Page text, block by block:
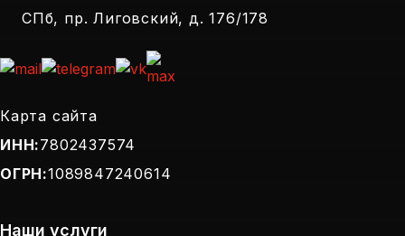
СПб, пр. Лиговский, д. 176/178
Карта сайта
ИНН:7802437574
ОГРН:1089847240614
Наши услуги